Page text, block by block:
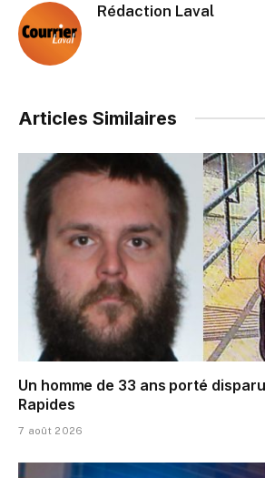
Rédaction Laval
Articles Similaires
Un homme de 33 ans porté
Rapides
7 août 2026